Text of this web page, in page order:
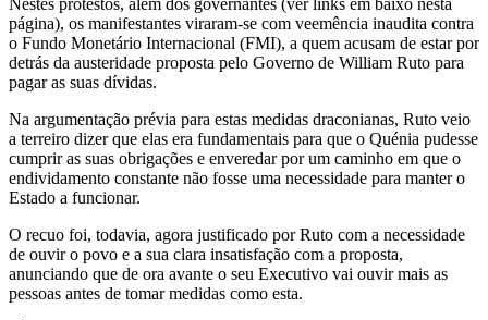
Nestes protestos, além dos governantes (ver links em baixo nesta
página), os manifestantes viraram-se com veemência inaudita contra
o Fundo Monetário Internacional (FMI), a quem acusam de estar por
detrás da austeridade proposta pelo Governo de William Ruto para
pagar as suas dívidas.
Na argumentação prévia para estas medidas draconianas, Ruto veio
a terreiro dizer que elas era fundamentais para que o Quénia pudesse
cumprir as suas obrigações e enveredar por um caminho em que o
endividamento constante não fosse uma necessidade para manter o
Estado a funcionar.
O recuo foi, todavia, agora justificado por Ruto com a necessidade
de ouvir o povo e a sua clara insatisfação com a proposta,
anunciando que de ora avante o seu Executivo vai ouvir mais as
pessoas antes de tomar medidas como esta.